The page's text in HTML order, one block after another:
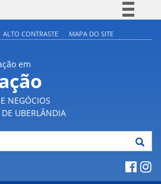
ALTO CONTRASTE MAPA DO SITE
em
NEGÓCIOS
UBERLÂNDIA